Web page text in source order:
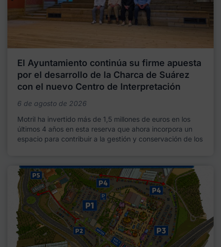
El Ayuntamiento continúa su firme apuesta
por el desarrollo de la Charca de Suárez
con el nuevo Centro de Interpretación
6 de agosto de 2026
Motril ha invertido más de 1,5 millones de euros en los
últimos 4 años en esta reserva que ahora incorpora un
espacio para contribuir a la gestión y conservación de los